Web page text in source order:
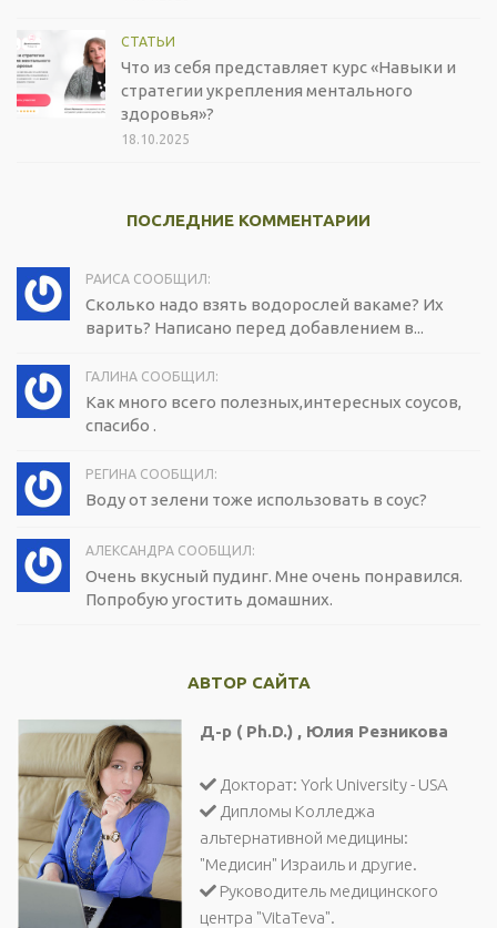
СТАТЬИ
Что из себя представляет курс «Навыки и
стратегии укрепления ментального
здоровья»?
18.10.2025
ПОСЛЕДНИЕ КОММЕНТАРИИ
РАИСА СООБЩИЛ:
Сколько надо взять водорослей вакаме? Их
варить? Написано перед добавлением в...
ГАЛИНА СООБЩИЛ:
Как много всего полезных,интересных соусов,
спасибо .
РЕГИНА СООБЩИЛ:
Воду от зелени тоже использовать в соус?
АЛЕКСАНДРА СООБЩИЛ:
Очень вкусный пудинг. Мне очень понравился.
Попробую угостить домашних.
АВТОР САЙТА
Д-р ( Ph.D.) , Юлия Резникова
Докторат: York University - USA
Дипломы Колледжа
альтернативной медицины:
"Медисин" Израиль и другие.
Руководитель медицинского
центра "VitaTeva".